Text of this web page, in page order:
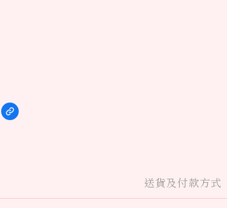
送貨及付款方式